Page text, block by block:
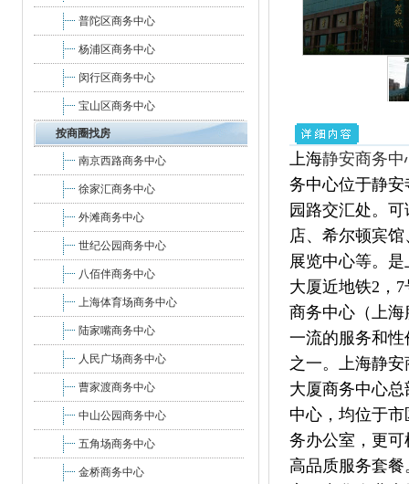
普陀区商务中心
杨浦区商务中心
闵行区商务中心
宝山区商务中心
按商圈找房
南京西路商务中心
徐家汇商务中心
外滩商务中心
世纪公园商务中心
八佰伴商务中心
上海体育场商务中心
陆家嘴商务中心
人民广场商务中心
曹家渡商务中心
中山公园商务中心
五角场商务中心
金桥商务中心
上海静安商务中
务中心位于静
园路交汇处。
店、希尔顿宾
展览中心等。
大厦近地铁2，
商务中心（上
一流的服务和
之一。上海静
大厦商务中心
中心，均位于
务办公室，更
高品质服务套